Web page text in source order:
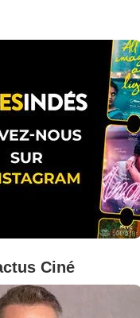
Ciné